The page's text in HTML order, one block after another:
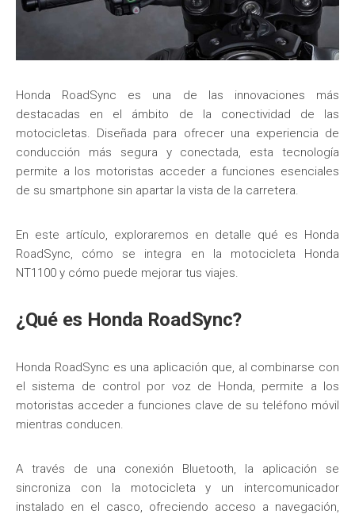
Honda RoadSync es una de las innovaciones más
destacadas en el ámbito de la conectividad de las
motocicletas. Diseñada para ofrecer una experiencia de
conducción más segura y conectada, esta tecnología
permite a los motoristas acceder a funciones esenciales
de su smartphone sin apartar la vista de la carretera.
En este artículo, exploraremos en detalle qué es Honda
RoadSync, cómo se integra en la motocicleta Honda
NT1100 y cómo puede mejorar tus viajes.
¿Qué es Honda RoadSync?
Honda RoadSync es una aplicación que, al combinarse con
el sistema de control por voz de Honda, permite a los
motoristas acceder a funciones clave de su teléfono móvil
mientras conducen.
A través de una conexión Bluetooth, la aplicación se
sincroniza con la motocicleta y un intercomunicador
instalado en el casco, ofreciendo acceso a navegación,